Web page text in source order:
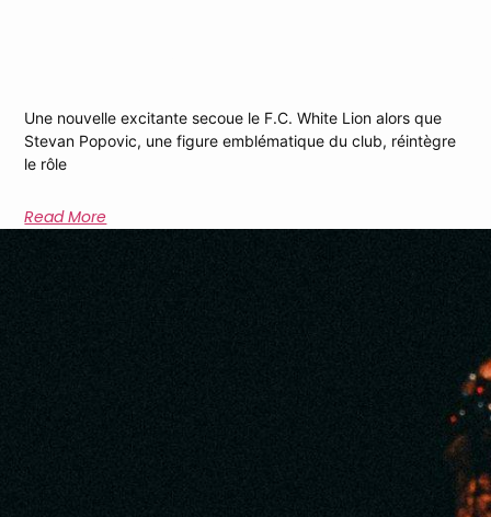
Une nouvelle excitante secoue le F.C. White Lion alors que
Stevan Popovic, une figure emblématique du club, réintègre
le rôle
Read More